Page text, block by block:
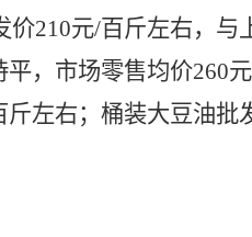
210元/百斤左右，与
，市场零售均价260
左右；桶装大豆油批